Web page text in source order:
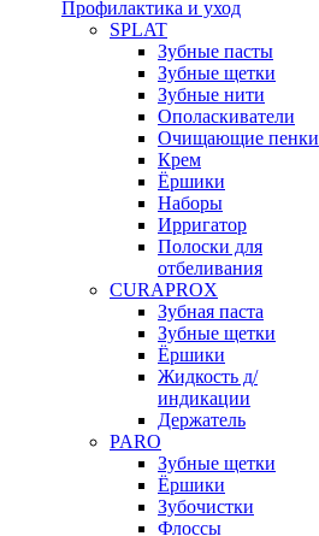
Профилактика и уход
SPLAT
Зубные пасты
Зубные щетки
Зубные нити
Ополаскиватели
Очищающие пенки
Крем
Ёршики
Наборы
Ирригатор
Полоски для
отбеливания
CURAPROX
Зубная паста
Зубные щетки
Ёршики
Жидкость д/
индикации
Держатель
PARO
Зубные щетки
Ёршики
Зубочистки
Флоссы